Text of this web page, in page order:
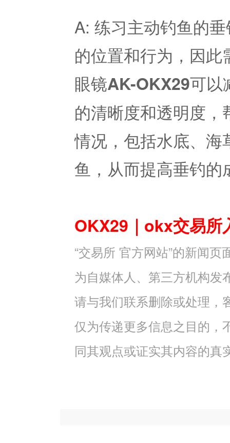
A: 练习主动钓鱼的
的位置和行为，因
眼镜AK-OKX29可以
的清晰度和透明度
情况，包括水底、
鱼，从而提高垂钓的
OKX29｜okx交易
“交易所 官方网站”的新闻
为自媒体人、第三方机构发
请与我们联系删除或处理，
仅为传递更多信息之目的，
同其观点或证实其内容的真